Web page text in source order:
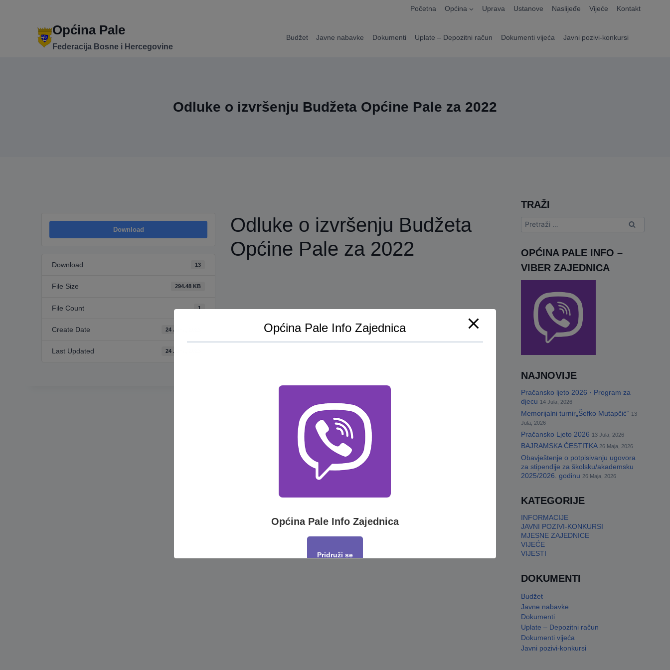
Početna Općina Uprava Ustanove Naslijeđe Vijeće Kontakt
Općina Pale
Federacija Bosne i Hercegovine
Budžet Javne nabavke Dokumenti Uplate – Depozitni račun Dokumenti vijeća Javni pozivi-konkursi
Odluke o izvršenju Budžeta Općine Pale za 2022
Download
Download 13
File Size 294.48 KB
File Count 1
Create Date 24 Juna, 2023
Last Updated 24 Juna, 2023
Odluke o izvršenju Budžeta
Općine Pale za 2022
TRAŽI
Pretraga:
OPĆINA PALE INFO –
VIBER ZAJEDNICA
NAJNOVIJE
Pračansko ljeto 2026 · Program za
djecu 14 Jula, 2026
Memorijalni turnir„Šefko Mutapčić“ 13
Jula, 2026
Pračansko Ljeto 2026 13 Jula, 2026
BAJRAMSKA ČESTITKA 26 Maja, 2026
Obavještenje o potpisivanju ugovora
za stipendije za školsku/akademsku
2025/2026. godinu 26 Maja, 2026
KATEGORIJE
INFORMACIJE
JAVNI POZIVI-KONKURSI
MJESNE ZAJEDNICE
VIJEĆE
VIJESTI
DOKUMENTI
Budžet
Javne nabavke
Dokumenti
Uplate – Depozitni račun
Dokumenti vijeća
Javni pozivi-konkursi
Općina Pale Info Zajednica
Općina Pale Info Zajednica
Pridruži se